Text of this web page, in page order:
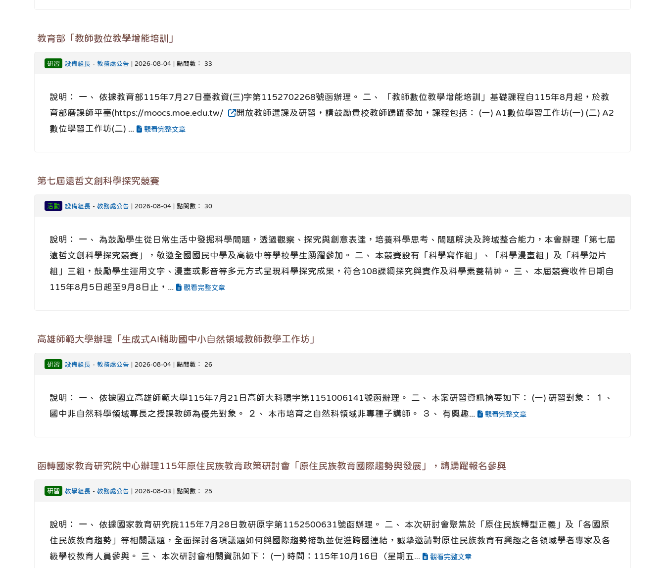
教育部「教師數位教學增能培訓」
研習 設備組長 -教務處公告 | 2026-08-04 | 點閱數： 33
說明： 一、 依據教育部115年7月27日臺教資(三)字第1152702268號函辦理。 二、 「教師數位教學增能培訓」基礎課程自115年8月起，於教
育部磨課師平臺(https://moocs.moe.edu.tw/
開放教師選課及研習，請鼓勵貴校教師踴躍參加，課程包括： (一) A1數位學習工作坊(一) (二) A2
數位學習工作坊(二) ...
觀看完整文章
第七屆遠哲文創科學探究競賽
活動 設備組長 -教務處公告 | 2026-08-04 | 點閱數： 30
說明： 一、 為鼓勵學生從日常生活中發掘科學問題，透過觀察、探究與創意表達，培養科學思考、問題解決及跨域整合能力，本會辦理「第七屆
遠哲文創科學探究競賽」，敬邀全國國民中學及高級中等學校學生踴躍參加。 二、 本競賽設有「科學寫作組」、「科學漫畫組」及「科學短片
組」三組，鼓勵學生運用文字、漫畫或影音等多元方式呈現科學探究成果，符合108課綱探究與實作及科學素養精神。 三、 本屆競賽收件日期自
115年8月5日起至9月8日止，...
觀看完整文章
高雄師範大學辦理「生成式AI輔助國中小自然領域教師教學工作坊」
研習 設備組長 -教務處公告 | 2026-08-04 | 點閱數： 26
說明： 一、 依據國立高雄師範大學115年7月21日高師大科環字第1151006141號函辦理。 二、 本案研習資訊摘要如下： (一) 研習對象： １、
國中非自然科學領域專長之授課教師為優先對象。 ２、 本市培育之自然科領域非專種子講師。 ３、 有興趣...
觀看完整文章
函轉國家教育研究院中心辦理115年原住民族教育政策研討會「原住民族教育國際趨勢與發展」，請踴躍報名參與
研習 教學組長 -教務處公告 | 2026-08-03 | 點閱數： 25
說明： 一、 依據國家教育研究院115年7月28日教研原字第1152500631號函辦理。 二、 本次研討會聚焦於「原住民族轉型正義」及「各國原
住民族教育趨勢」等相關議題，全面探討各項議題如何與國際趨勢接軌並促進跨國連結，誠摯邀請對原住民族教育有興趣之各領域學者專家及各
級學校教育人員參與。 三、 本次研討會相關資訊如下： (一) 時間：115年10月16日（星期五...
觀看完整文章